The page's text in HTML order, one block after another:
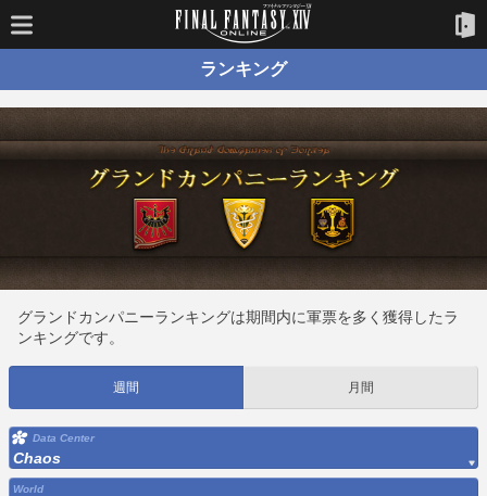
ランキング
グランドカンパニーランキングは期間内に軍票を多く獲得したラ
ンキングです。
週間 月間
Data Center
Chaos
World